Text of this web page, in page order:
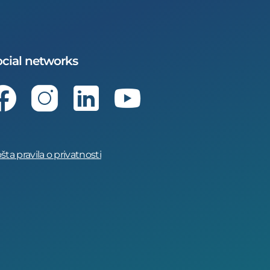
networks
Facebook Instagram LinkedIn
pravila o privatnosti